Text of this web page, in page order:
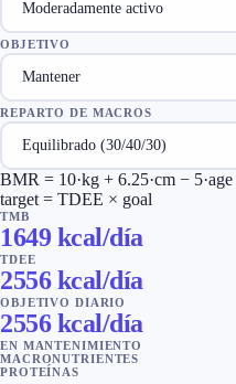
OBJETIVO
REPARTO DE MACROS
BMR = 10·kg + 6.25·cm − 5·age
target = TDEE × goal
TMB
1649 kcal/día
TDEE
2556 kcal/día
OBJETIVO DIARIO
2556 kcal/día
EN MANTENIMIENTO
MACRONUTRIENTES
PROTEÍNAS